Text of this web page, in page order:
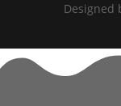
Designed